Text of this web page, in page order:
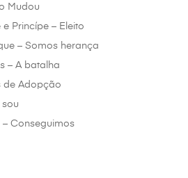
Mudou
Princípe – Eleito
– Somos herança
– A batalha
de Adopção
sou
– Conseguimos